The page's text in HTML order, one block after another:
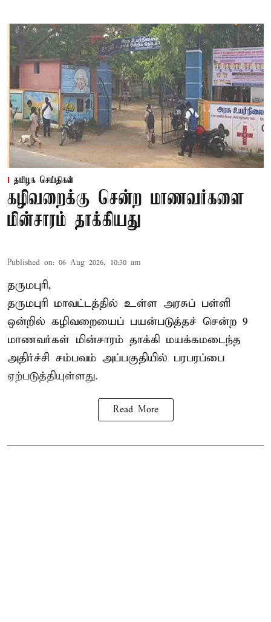
தமிழக செய்திகள்
கழிவறைக்கு சென்ற மாணவர்களை
மின்சாரம் தாக்கியது
Published on: 06 Aug 2026, 10:30 am
தருமபுரி,
தருமபுரி மாவட்டத்தில் உள்ள அரசுப் பள்ளி
ஒன்றில் கழிவறையைப் பயன்படுத்தச் சென்ற 9
மாணவர்கள் மின்சாரம் தாக்கி மயக்கமடைந்த
அதிர்ச்சி சம்பவம் அப்பகுதியில் பரபரப்பை
ஏற்படுத்தியுள்ளது.
Read More